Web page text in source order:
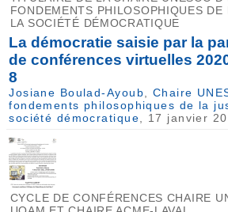
FONDEMENTS PHILOSOPHIQUES
LA SOCIÉTÉ DÉMOCRATIQUE
La démocratie saisie par la
de conférences virtuelles
8
Josiane Boulad-Ayoub
Chaire
fondements philosophiques de la
société démocratique , 17 janvier
CYCLE DE CONFÉRENCES CHAIRE